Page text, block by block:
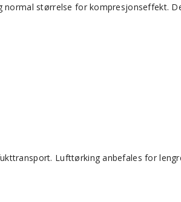
størrelse for kompresjonseffekt.
Lufttørking anbefales for